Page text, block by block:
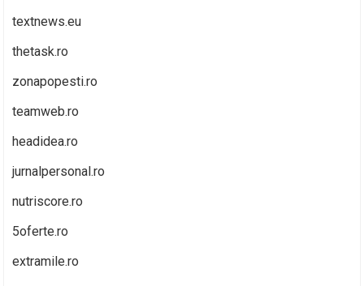
textnews.eu
thetask.ro
zonapopesti.ro
teamweb.ro
headidea.ro
jurnalpersonal.ro
nutriscore.ro
5oferte.ro
extramile.ro